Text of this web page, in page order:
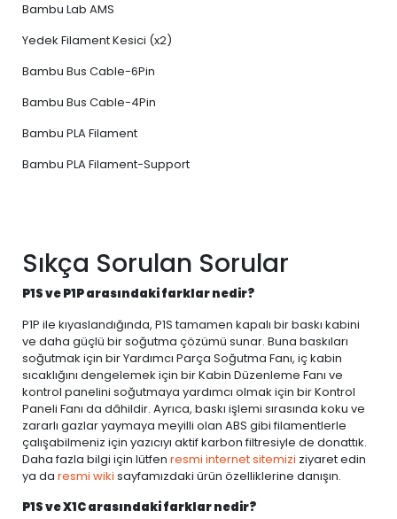
Bambu Lab AMS
Yedek Filament Kesici (x2)
Bambu Bus Cable-6Pin
Bambu Bus Cable-4Pin
Bambu PLA Filament
Bambu PLA Filament-Support
Sıkça Sorulan Sorular
P1S ve P1P arasındaki farklar nedir?
P1P ile kıyaslandığında, P1S tamamen kapalı bir baskı kabini
ve daha güçlü bir soğutma çözümü sunar. Buna baskıları
soğutmak için bir Yardımcı Parça Soğutma Fanı, iç kabin
sıcaklığını dengelemek için bir Kabin Düzenleme Fanı ve
kontrol panelini soğutmaya yardımcı olmak için bir Kontrol
Paneli Fanı da dâhildir. Ayrıca, baskı işlemi sırasında koku ve
zararlı gazlar yaymaya meyilli olan ABS gibi filamentlerle
çalışabilmeniz için yazıcıyı aktif karbon filtresiyle de donattık.
Daha fazla bilgi için lütfen resmi internet sitemizi ziyaret edin
ya da resmi wiki sayfamızdaki ürün özelliklerine danışın.
P1S ve X1C arasındaki farklar nedir?